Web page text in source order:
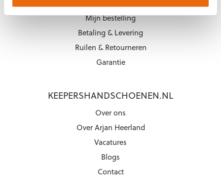
Mijn bestelling
Betaling & Levering
Ruilen & Retourneren
Garantie
KEEPERSHANDSCHOENEN.NL
Over ons
Over Arjan Heerland
Vacatures
Blogs
Contact